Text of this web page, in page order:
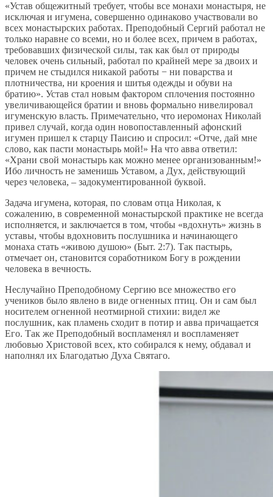
«Устав общежитный требует, чтобы все монахи монастыря, не
исключая и игумена, совершенно одинаково участвовали во
всех монастырских работах. Преподобный Сергий работал не
только наравне со всеми, но и более всех, причем в работах,
требовавших физической силы, так как был от природы
человек очень сильный, работал по крайней мере за двоих и
причем не стыдился никакой работы − ни поварства и
плотничества, ни кроения и шитья одежды и обуви на
братию». Устав стал новым фактором сплочения постоянно
увеличивающейся братии и вновь формально нивелировал
игуменскую власть. Примечательно, что иеромонах Николай
привел случай, когда один новопоставленный афонский
игумен пришел к старцу Паисию и спросил: «Отче, дай мне
слово, как пасти монастырь мой!» На что авва ответил:
«Храни свой монастырь как можно менее организованным!»
Ибо личность не заменишь Уставом, а Дух, действующий
через человека, – задокументированной буквой.
Задача игумена, которая, по словам отца Николая, к
сожалению, в современной монастырской практике не всегда
исполняется, и заключается в том, чтобы «вдохнуть» жизнь в
уставы, чтобы вдохновить послушника и начинающего
монаха стать «живою душою» (Быт. 2:7). Так пастырь,
отмечает он, становится соработником Богу в рождении
человека в вечность.
Неслучайно Преподобному Сергию все множество его
учеников было явлено в виде огненных птиц. Он и сам был
носителем огненной неотмирной стихии: видел же
послушник, как пламень сходит в потир и авва причащается
Его. Так же Преподобный воспламенял и воспламеняет
любовью Христовой всех, кто собирался к нему, обдавал и
наполнял их Благодатью Духа Святаго.